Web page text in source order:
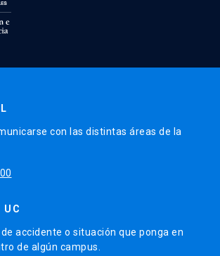
con las distintas áreas de la
UC
accidente o situación que ponga en
de algún campus.